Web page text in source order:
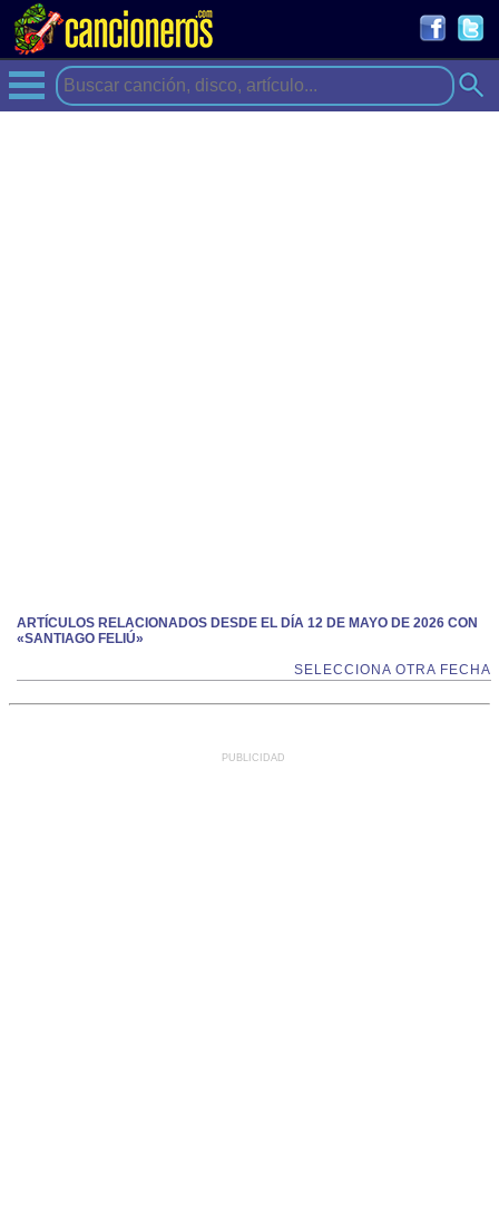
ARTÍCULOS RELACIONADOS DESDE EL DÍA 12 DE MAYO DE 2026 CON
«SANTIAGO FELIÚ»
SELECCIONA OTRA FECHA
PUBLICIDAD